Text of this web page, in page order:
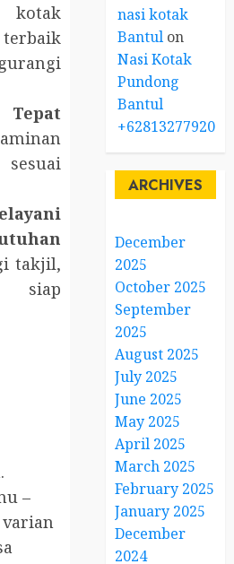
takjil,
–
varian
nasi kotak
Bantul on
Nasi Kotak
Pundong
Bantul
+6281327792084
ARCHIVES
December
2025
October 2025
September
2025
August 2025
July 2025
June 2025
May 2025
April 2025
March 2025
February 2025
January 2025
December
2024